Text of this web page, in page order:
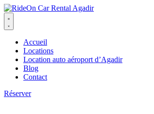
Aller
au
contenu
Accueil
Locations
Location auto aéroport d’Agadir
Blog
Contact
Réserver